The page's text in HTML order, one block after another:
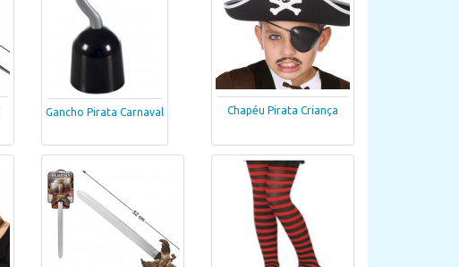
Gancho Pirata Carnaval Chapéu Pirata Criança